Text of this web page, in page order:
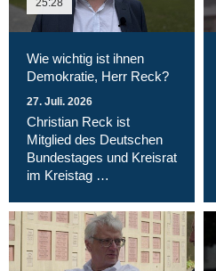
Wie wichtig ist ihnen
Demokratie, Herr Reck?
27. Juli. 2026
Christian Reck ist
Mitglied des Deutschen
Bundestages und Kreisrat
im Kreistag …